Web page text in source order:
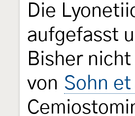
Die
aufgefasst
Bisher
von Sohn